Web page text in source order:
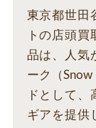
東京都世田
トの店頭
品は、人気
ーク（
ドとして
ギアを提供